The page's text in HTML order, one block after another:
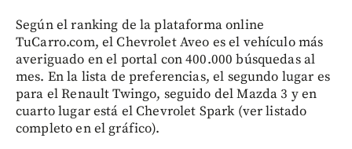
Según el ranking de la plataforma online
TuCarro.com, el Chevrolet Aveo es el vehículo más
averiguado en el portal con 400.000 búsquedas al
mes. En la lista de preferencias, el segundo lugar es
para el Renault Twingo, seguido del Mazda 3 y en
cuarto lugar está el Chevrolet Spark (ver listado
completo en el gráfico).